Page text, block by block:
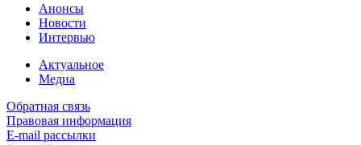
Анонсы
Новости
Интервью
Актуальное
Медиа
Обратная связь
Правовая информация
E-mail рассылки